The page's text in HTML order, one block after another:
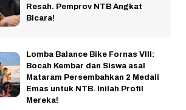
Resah. Pemprov NTB Angkat
Bicara!
Lomba Balance Bike Fornas VIII:
Bocah Kembar dan Siswa asal
Mataram Persembahkan 2 Medali
Emas untuk NTB. Inilah Profil
Mereka!